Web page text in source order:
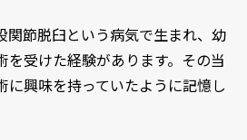
関節脱臼という病気で生まれ、幼
を受けた経験があります。その当
に興味を持っていたように記憶し